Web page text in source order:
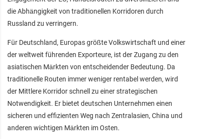
die Abhängigkeit von traditionellen Korridoren durch
Russland zu verringern.
Für Deutschland, Europas größte Volkswirtschaft und einer
der weltweit führenden Exporteure, ist der Zugang zu den
asiatischen Märkten von entscheidender Bedeutung. Da
traditionelle Routen immer weniger rentabel werden, wird
der Mittlere Korridor schnell zu einer strategischen
Notwendigkeit. Er bietet deutschen Unternehmen einen
sicheren und effizienten Weg nach Zentralasien, China und
anderen wichtigen Märkten im Osten.